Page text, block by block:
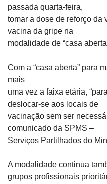
passada quarta-feira,
tomar a dose de reforço da
vacina da gripe na
modalidade de “casa
Com a “casa aberta” para
mais
uma vez a faixa etária,
deslocar-se aos locais de
vacinação sem ser
comunicado da SPMS –
Serviços Partilhados do
A modalidade continua
grupos profissionais